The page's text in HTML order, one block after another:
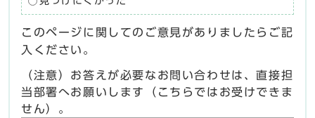
このページに関してのご意見がありましたらご記
入ください。
（注意）お答えが必要なお問い合わせは、直接担
当部署へお願いします（こちらではお受けできま
せん）。